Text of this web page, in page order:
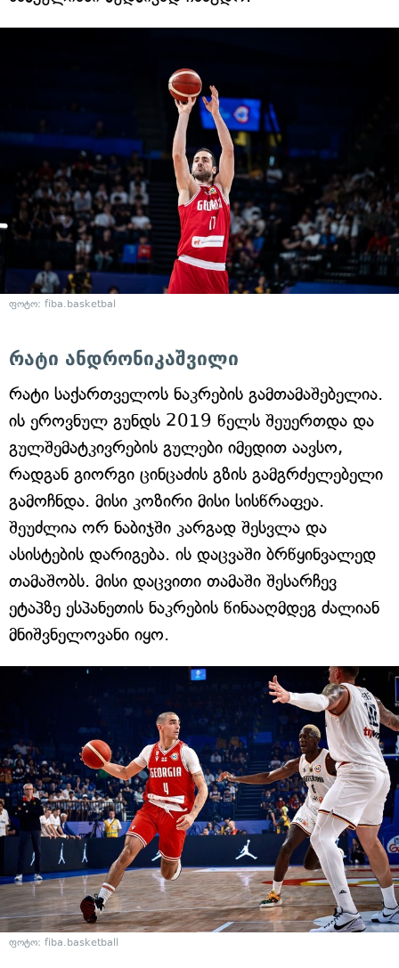
ფოტო: fiba.basketbal
რატი ანდრონიკაშვილი
რატი საქართველოს ნაკრების გამთამაშებელია.
ის ეროვნულ გუნდს 2019 წელს შეუერთდა და
გულშემატკივრების გულები იმედით აავსო,
რადგან გიორგი ცინცაძის გზის გამგრძელებელი
გამოჩნდა. მისი კოზირი მისი სისწრაფეა.
შეუძლია ორ ნაბიჯში კარგად შესვლა და
ასისტების დარიგება. ის დაცვაში ბრწყინვალედ
თამაშობს. მისი დაცვითი თამაში შესარჩევ
ეტაპზე ესპანეთის ნაკრების წინააღმდეგ ძალიან
მნიშვნელოვანი იყო.
ფოტო: fiba.basketball